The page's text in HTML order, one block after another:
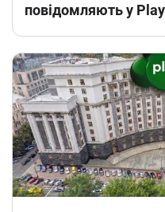
повідомляють у